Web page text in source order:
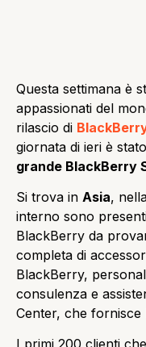
Questa settimana è
appassionati del
rilascio di
giornata di ieri è
grande BlackBerry
Si trova in Asia,
interno sono
BlackBerry da
completa di
BlackBerry,
consulenza e
Center, che fornisce